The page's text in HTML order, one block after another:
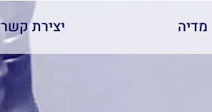
מדיה יצירת קשר